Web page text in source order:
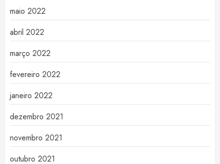
maio 2022
abril 2022
março 2022
fevereiro 2022
janeiro 2022
dezembro 2021
novembro 2021
outubro 2021